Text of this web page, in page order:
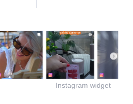
Instagram widget